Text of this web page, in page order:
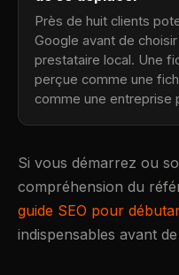
Près de huit clients
Google avant de
prestataire local. Une
perçue comme une
comme une entreprise
Si vous démarrez ou
compréhension du
guide SEO pour
indispensables avant